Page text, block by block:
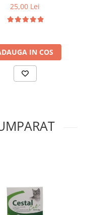
25,00 Lei
IN COS